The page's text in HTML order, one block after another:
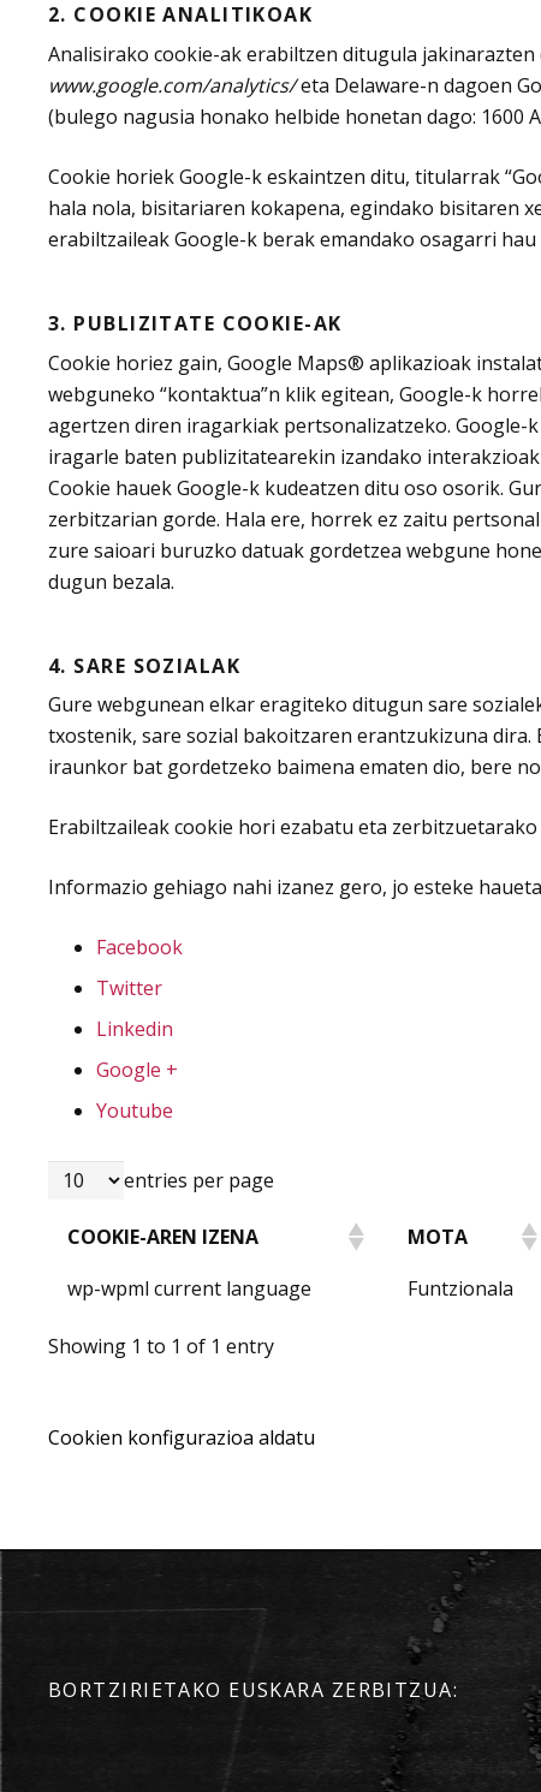
2. COOKIE ANALITIKOAK
Analisirako cookie-ak erabiltzen ditugula
www.google.com/analytics/eta Delaware-n dagoen
(bulego nagusia honako helbide honetan dago: 1600
Cookie horiek Google-k eskaintzen ditu, titularrak
hala nola, bisitariaren kokapena, egindako bisitaren
erabiltzaileak Google-k berak emandako osagarri
3. PUBLIZITATE COOKIE-AK
Cookie horiez gain, Google Maps® aplikazioak
webguneko “kontaktua”n klik egitean, Google-k
agertzen diren iragarkiak pertsonalizatzeko.
iragarle baten publizitatearekin izandako
Cookie hauek Google-k kudeatzen ditu oso osorik.
zerbitzarian gorde. Hala ere, horrek ez zaitu
zure saioari buruzko datuak gordetzea webgune
dugun bezala.
4. SARE SOZIALAK
Gure webgunean elkar eragiteko ditugun sare
txostenik, sare sozial bakoitzaren erantzukizuna
iraunkor bat gordetzeko baimena ematen dio, bere
Erabiltzaileak cookie hori ezabatu eta
Informazio gehiago nahi izanez gero, jo esteke
Facebook
Twitter
Linkedin
Google +
Youtube
entries per page
COOKIE-AREN IZENA MOTA
wp-wpml current language
Funtzionala
Showing 1 to 1 of 1 entry
Cookien konfigurazioa aldatu
BORTZIRIETAKO EUSKARA ZERBITZUA: